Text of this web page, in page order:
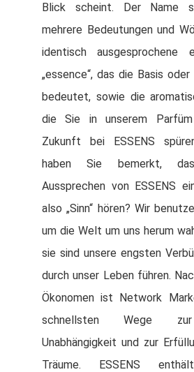
Blick scheint. Der Name
mehrere Bedeutungen und
identisch ausgesprochene
„essence“, das die Basis oder
bedeutet, sowie die
die Sie in unserem
Zukunft bei ESSENS
haben Sie bemerkt,
Aussprechen von ESSENS
also„Sinn“ hören? Wir
um die Welt um uns herum
sie sind unsere engsten
durch unser Leben führen.
Ökonomen ist Network
schnellsten Wege zur
Unabhängigkeit und zur
Träume. ESSENS